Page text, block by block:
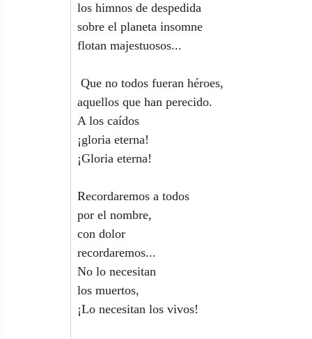
los himnos de despedida
sobre el planeta insomne
flotan majestuosos...
Que no todos fueran héroes,
aquellos que han perecido.
A los caídos
¡gloria eterna!
¡Gloria eterna!
Recordaremos a todos
por el nombre,
con dolor
recordaremos...
No lo necesitan
los muertos,
¡Lo necesitan los vivos!